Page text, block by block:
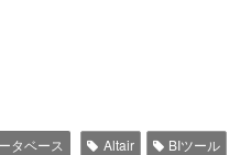
タベース Altair
BIツール